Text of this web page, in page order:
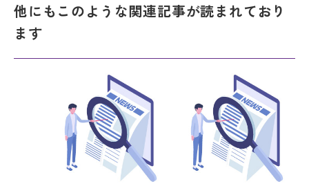
他にもこのような関連記事が読まれており
ます